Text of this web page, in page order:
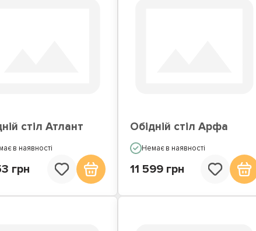
стіл Атлант
в наявності
грн
Обідній стіл Арфа
Немає в наявності
11 599 грн